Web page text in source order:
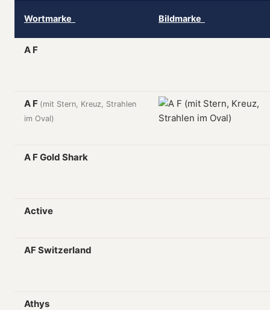
Wortmarke Bildmarke
A F
A F (mit Stern, Kreuz, Strahlen
im Oval)
A F Gold Shark
Active
AF Switzerland
Athys